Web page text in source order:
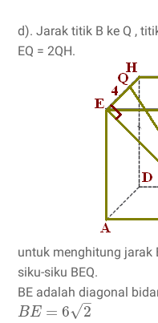
d). Jarak titik B ke Q ,
EQ = 2QH.
untuk menghitung jarak
siku-siku BEQ.
BE adalah diagonal
BE = 6 2
–
√